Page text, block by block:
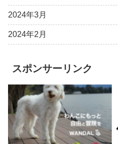
2024年3月
2024年2月
スポンサーリンク